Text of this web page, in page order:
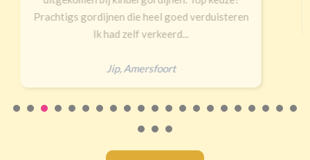
(wave plooi) (tunnel)
Half verduisterend Volledige verduisterend
Erald,Zeist